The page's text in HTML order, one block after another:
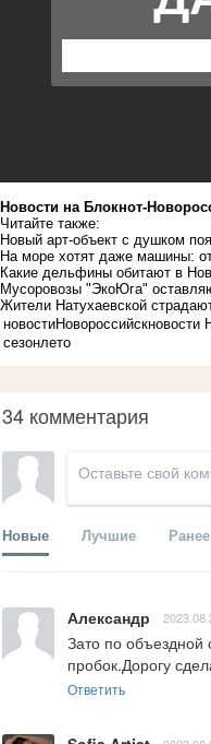
Новости на Блoкнoт-
Читайте также:
Новый арт-объект с душком
На море хотят даже машины:
Какие дельфины обитают в
Мусоровозы "ЭкоЮга"
Жители Натухаевской
новостиНовороссийскновости
сезонлето
34 комментария
Новые Лучшие Ранее
Александр
Зато по объездной
пробок.Дорогу
Ответить